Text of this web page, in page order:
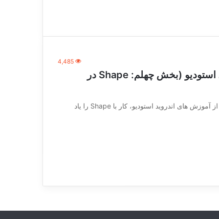
4,485
“آموزش برنامه نویسی اندروید با اندروید استودیو (بخش چهلم: Shape در
[vc_row][vc_column][vc_column_text] در بخش قبلی از آموزش های اندروید استودیو، کار با Shape را یاد